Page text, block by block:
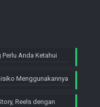
Anda Ketahui
Menggunakannya
Reels dengan